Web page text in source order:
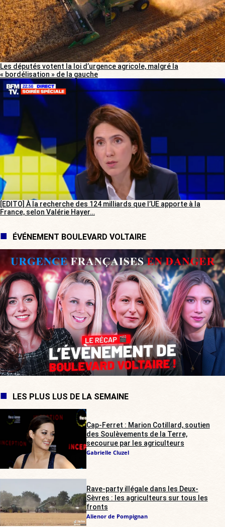
Les députés votent la loi d’urgence agricole, malgré la
« bordélisation » de la gauche
[EDITO] À la recherche des 124 milliards que l’UE apporte à la
France, selon Valérie Hayer…
ÉVÉNEMENT BOULEVARD VOLTAIRE
LES PLUS LUS DE LA SEMAINE
Cap-Ferret : Marion Cotillard, soutien
des Soulèvements de la Terre,
secourue par les agriculteurs
Gabrielle Cluzel
Rave-party illégale dans les Deux-
Sèvres : les agriculteurs sur tous les
fronts
Alienor de Pompignan